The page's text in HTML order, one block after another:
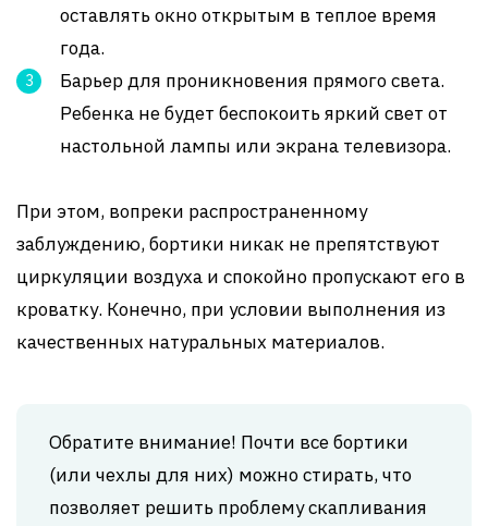
оставлять окно открытым в теплое время
года.
Барьер для проникновения прямого света.
Ребенка не будет беспокоить яркий свет от
настольной лампы или экрана телевизора.
При этом, вопреки распространенному
заблуждению, бортики никак не препятствуют
циркуляции воздуха и спокойно пропускают его в
кроватку. Конечно, при условии выполнения из
качественных натуральных материалов.
Обратите внимание! Почти все бортики
(или чехлы для них) можно стирать, что
позволяет решить проблему скапливания